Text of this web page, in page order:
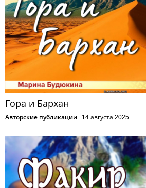
Гора и Бархан
Авторские публикации 14 августа 2025